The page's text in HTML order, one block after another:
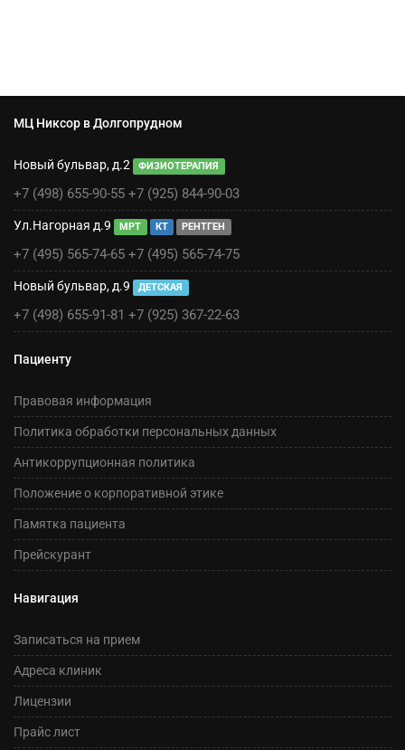
МЦ Никсор в Долгопрудном
Новый бульвар, д.2 ФИЗИОТЕРАПИЯ
+7 (498) 655-90-55 +7 (925) 844-90-03
Ул.Нагорная д.9 МРТ КТ РЕНТГЕН
+7 (495) 565-74-65 +7 (495) 565-74-75
Новый бульвар, д.9 ДЕТСКАЯ
+7 (498) 655-91-81 +7 (925) 367-22-63
Пациенту
Правовая информация
Политика обработки персональных данных
Антикоррупционная политика
Положение о корпоративной этике
Памятка пациента
Прейскурант
Навигация
Записаться на прием
Адреса клиник
Лицензии
Прайс лист